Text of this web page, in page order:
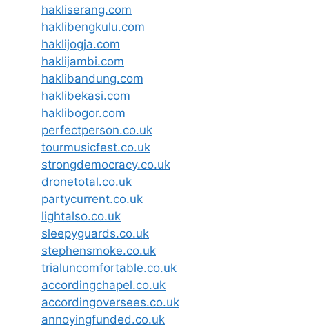
hakliserang.com
haklibengkulu.com
haklijogja.com
haklijambi.com
haklibandung.com
haklibekasi.com
haklibogor.com
perfectperson.co.uk
tourmusicfest.co.uk
strongdemocracy.co.uk
dronetotal.co.uk
partycurrent.co.uk
lightalso.co.uk
sleepyguards.co.uk
stephensmoke.co.uk
trialuncomfortable.co.uk
accordingchapel.co.uk
accordingoversees.co.uk
annoyingfunded.co.uk